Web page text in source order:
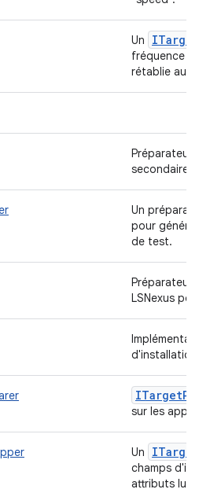
Un ITarget
fréquence
rétablie au
Préparateur
secondaire
Un
pour
de test.
Préparateur
LSNexus
ITarget
sur les
Un ITarget
champs
attributs lus